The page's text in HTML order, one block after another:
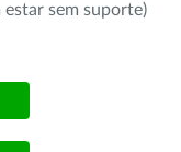
sem suporte)